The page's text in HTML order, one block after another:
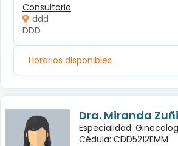
Consultorio
ddd
DDD
Horarios disponibles
Dra. Miranda
Especialidad:
Cédula: CDD5212EMM